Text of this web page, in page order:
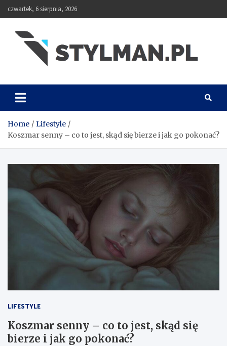
to
czwartek, 6 sierpnia, 2026
Stylman
Home
Lifestyle
Koszmar senny – co to jest, skąd się bierze i jak go pokonać?
LIFESTYLE
Koszmar senny – co to jest, skąd się
bierze i jak go pokonać?